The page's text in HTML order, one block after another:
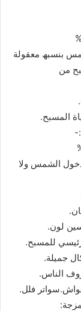
بنسبھ معقولة
من
المسبح.
لایمنع دخول الشمس ولا
لون.
للمسبح.
جمیلة.
الناس.
فلل.